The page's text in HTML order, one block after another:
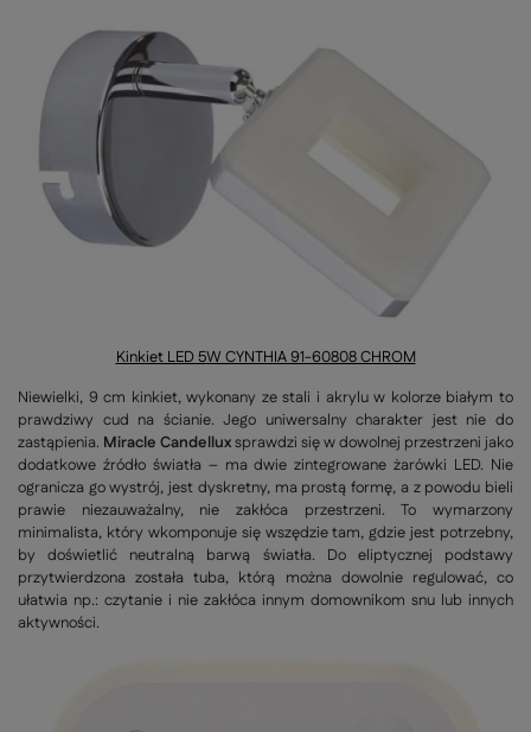
Kinkiet LED 5W CYNTHIA 91-60808 CHROM
Niewielki, 9 cm kinkiet, wykonany ze stali i akrylu w kolorze białym to
prawdziwy cud na ścianie. Jego uniwersalny charakter jest nie do
zastąpienia. Miracle Candelluxsprawdzi się w dowolnej przestrzeni jako
dodatkowe źródło światła – ma dwie zintegrowane żarówki LED. Nie
ogranicza go wystrój, jest dyskretny, ma prostą formę, a z powodu bieli
prawie niezauważalny, nie zakłóca przestrzeni. To wymarzony
minimalista, który wkomponuje się wszędzie tam, gdzie jest potrzebny,
by doświetlić neutralną barwą światła. Do eliptycznej podstawy
przytwierdzona została tuba, którą można dowolnie regulować, co
ułatwia np.: czytanie i nie zakłóca innym domownikom snu lub innych
aktywności.